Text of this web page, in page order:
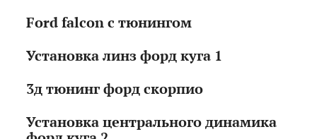
Ford falcon с тюнингом
Установка линз форд куга 1
3д тюнинг форд скорпио
Установка центрального динамика